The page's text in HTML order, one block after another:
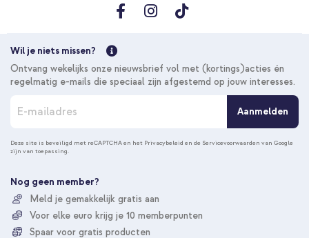
Wil je niets missen?
Ontvang wekelijks onze nieuwsbrief vol met (kortings)acties én
regelmatig e-mails die speciaal zijn afgestemd op jouw interesses.
n
n
e
u
o
p
Aanmelden
Deze site is beveiligd met reCAPTCHA en het Privacybeleid en de Servicevoorwaarden van Google
zijn van toepassing.
Nog geen member?
Meld je gemakkelijk gratis aan
Voor elke euro krijg je 10 memberpunten
Spaar voor gratis producten